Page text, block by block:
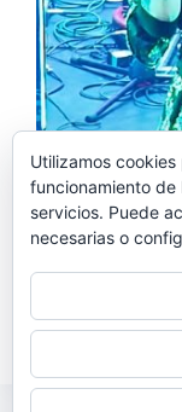
‘Verão’ es el
homónimo de The
próximo 29 de
banda comenta:
continuidad obvia
Noemí
Utilizamos
funcionamiento de
servicios. Puede
necesarias o